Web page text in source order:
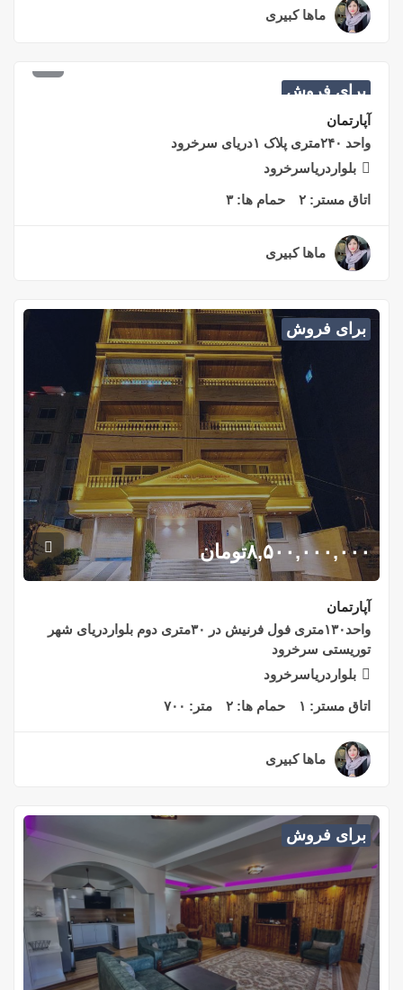
برای فروش
۸,۵۰۰,۰۰۰,۰۰۰تومان
آپارتمان
واحد۹۸متری پلاک ۱دریای محمودآباد
محمودآباد, شهرستان محمودآباد, استان مازندران,
۴۶۳۱۸-۹۳۳۷۳, ایران
اتاق مستر:۱ حمام ها:۲ متر:۲۰۰
ماها کبیری ۲ سال قبل
برای فروش
۱۶,۵۰۰,۰۰۰,۰۰۰تومان
آپارتمان
واحد ۲۴۰متری پلاک ۱دریای سرخرود
بلواردریاسرخرود
اتاق مستر:
ماها کبیری
برای فروش
۸,۵۰۰,۰۰۰,۰۰۰تومان